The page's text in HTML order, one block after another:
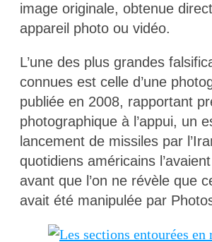
image originale, obtenue
appareil photo ou vidéo.
L’une des plus grandes
connues est celle d’une
publiée en 2008, rapportant
photographique à l’appui, un
lancement de missiles par
quotidiens américains
avant que l’on ne révèle que
avait été manipulée par